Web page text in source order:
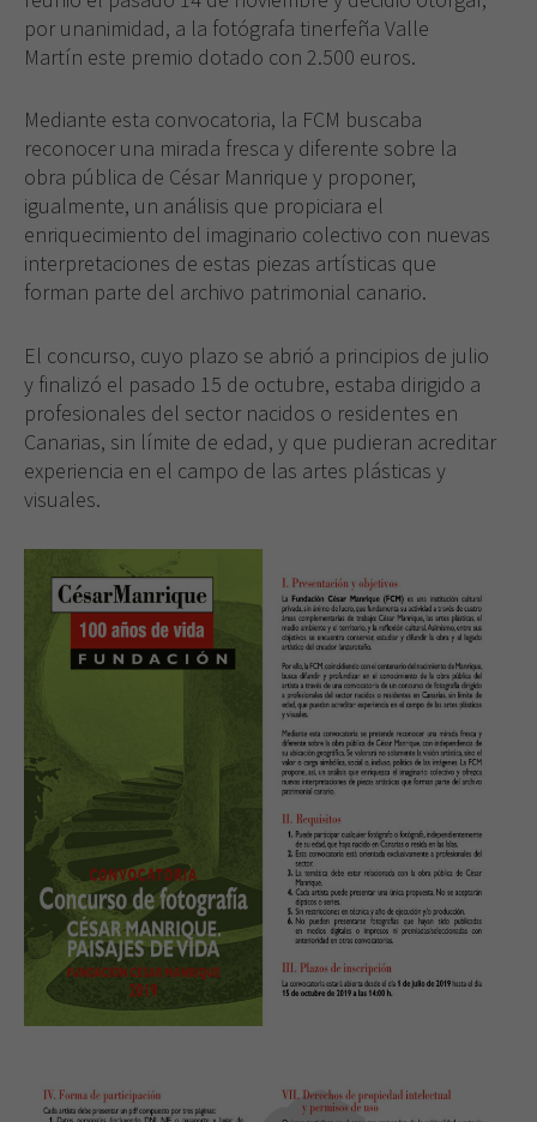
por unanimidad, a la fotógrafa tinerfeña Valle
Martín este premio dotado con 2.500 euros.
Mediante esta convocatoria, la FCM buscaba
reconocer una mirada fresca y diferente sobre la
obra pública de César Manrique y proponer,
igualmente, un análisis que propiciara el
enriquecimiento del imaginario colectivo con nuevas
interpretaciones de estas piezas artísticas que
forman parte del archivo patrimonial canario.
El concurso, cuyo plazo se abrió a principios de julio
y finalizó el pasado 15 de octubre, estaba dirigido a
profesionales del sector nacidos o residentes en
Canarias, sin límite de edad, y que pudieran acreditar
experiencia en el campo de las artes plásticas y
visuales.
Necesarias
Estas
cookies no
son
opcionales.
Son
necesarias
funcione la
web.
Experiencia
Para que
visita. Si
rechaza estas
cookies,
algunas
funcionalidades
desaparecerán
de la web.